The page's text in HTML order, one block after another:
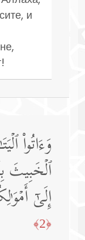
и
وَءَاتُوا۟
ٱلۡخَبِیثَ
إِلَىٰۤ أَمۡوَ
﴿2﴾